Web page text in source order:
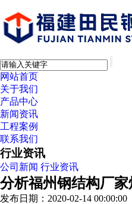
网站首页
关于我们
产品中心
新闻资讯
工程案例
联系我们
行业资讯
公司新闻 行业资讯
分析福州钢结构厂
发布日期：2020-02-14